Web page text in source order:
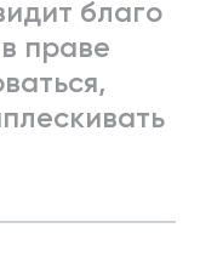
благо
праве